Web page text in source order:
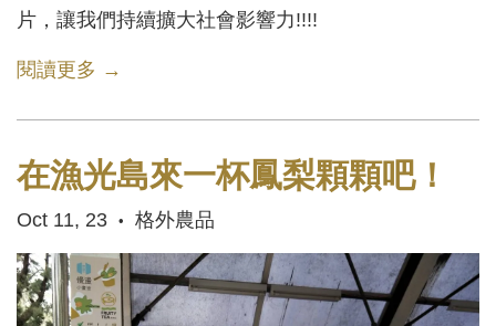
片，讓我們持續擴大社會影響力!!!!
閱讀更多 →
在漁光島來一杯鳳梨顆顆吧！
Oct 11, 23 • 格外農品